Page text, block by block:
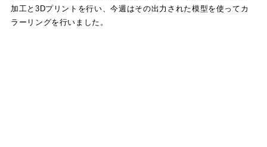
加工と3Dプリントを行い、今週はその出力された模型を使ってカ
ラーリングを行いました。